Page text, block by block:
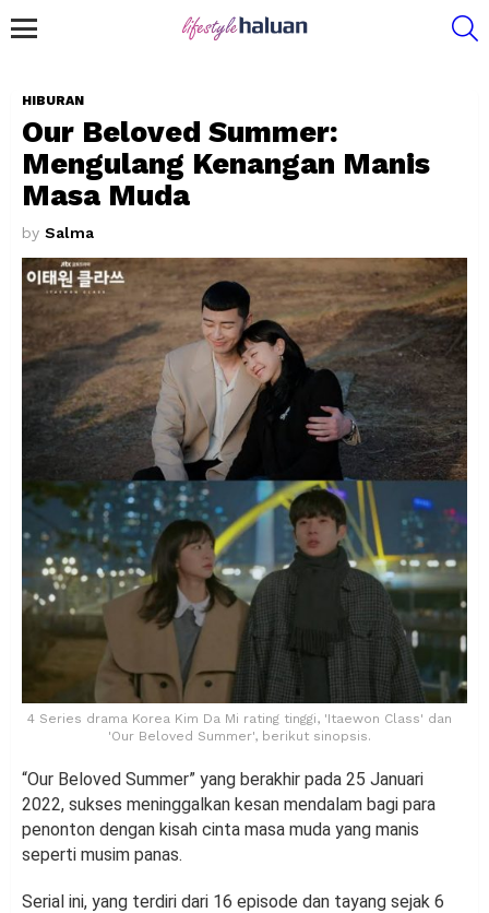
HIBURAN
Our Beloved Summer:
Mengulang Kenangan Manis
Masa Muda
by Salma
4 Series drama Korea Kim Da Mi rating tinggi, 'Itaewon Class' dan
'Our Beloved Summer', berikut sinopsis.
“Our Beloved Summer” yang berakhir pada 25 Januari
2022, sukses meninggalkan kesan mendalam bagi para
penonton dengan kisah cinta masa muda yang manis
seperti musim panas.
Serial ini, yang terdiri dari 16 episode dan tayang sejak 6